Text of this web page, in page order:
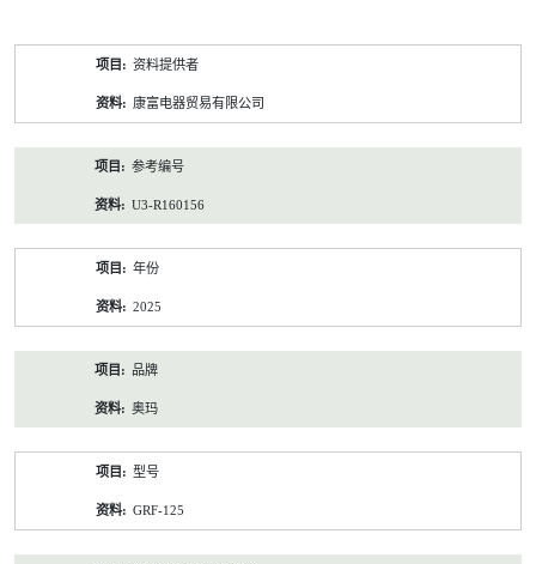
资料提供者
康富电器贸易有限公司
参考编号
U3-R160156
年份
2025
品牌
奥玛
型号
GRF-125